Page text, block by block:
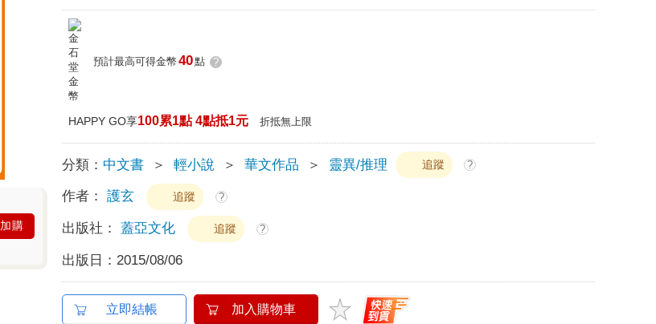
加購
預計最高可得金幣 40點 ?
HAPPY GO享100累1點 4點抵1元 折抵無上限
分類： 中文書 ＞ 輕小說 ＞ 華文作品 ＞ 靈異/推理 追蹤 ?
作者： 護玄 追蹤 ?
出版社： 蓋亞文化 追蹤 ?
出版日：2015/08/06
立即結帳 加入購物車